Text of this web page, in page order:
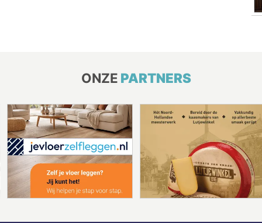
ONZE PARTNERS